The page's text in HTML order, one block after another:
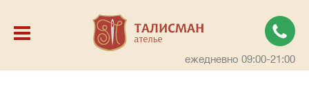
ежедневно 09:00-21:00